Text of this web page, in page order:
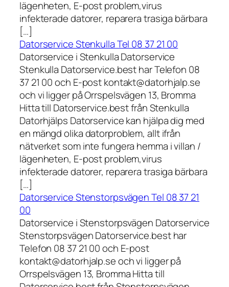
lägenheten, E-post problem,virus
infekterade datorer, reparera trasiga bärbara
[…]
Datorservice Stenkulla Tel 08 37 21 00
Datorservice i Stenkulla Datorservice
Stenkulla Datorservice.best har Telefon 08
37 21 00 och E-post kontakt@datorhjalp.se
och vi ligger på Orrspelsvägen 13, Bromma
Hitta till Datorservice.best från Stenkulla
Datorhjälps Datorservice kan hjälpa dig med
en mängd olika datorproblem, allt ifrån
nätverket som inte fungera hemma i villan /
lägenheten, E-post problem,virus
infekterade datorer, reparera trasiga bärbara
[…]
Datorservice Stenstorpsvägen Tel 08 37 21
00
Datorservice i Stenstorpsvägen Datorservice
Stenstorpsvägen Datorservice.best har
Telefon 08 37 21 00 och E-post
kontakt@datorhjalp.se och vi ligger på
Orrspelsvägen 13, Bromma Hitta till